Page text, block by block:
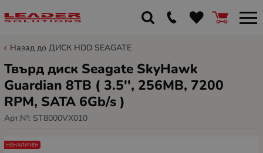
Назад до ДИСК HDD SEAGATE
Твърд диск Seagate SkyHawk
Guardian 8TB ( 3.5'', 256MB, 7200
RPM, SATA 6Gb/s )
Арт.№: ST8000VX010
НЕНАЛИЧЕН